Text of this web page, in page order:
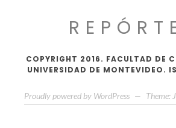
COPYRIGHT 2016. FACULTAD DE
UNIVERSIDAD DE MONTEVIDEO.
Proudly powered by WordPress — Theme: